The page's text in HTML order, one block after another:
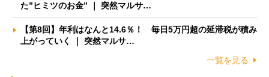
た”ヒミツのお金” ｜ 突然マルサ…
【第8回】年利はなんと14.6％！ 毎日5万円超の延滞税が積み
上がっていく ｜ 突然マルサ…
一覧を見る